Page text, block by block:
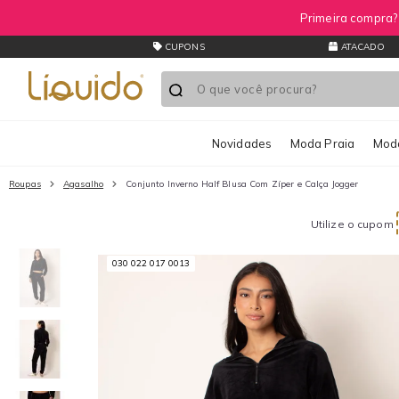
Primeira
CUPONS ATACADO
Novidades Moda Praia
Roupas Agasalho Conjunto Inverno Half Blusa Com Zíper e Calça Jogger
Utilize o cupom
030 022 017 0013